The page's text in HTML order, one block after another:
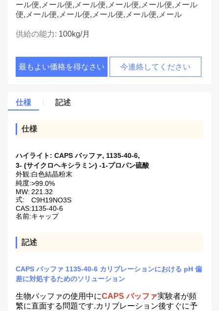
ール便,メール便,メール便,メール便,メール便,メール
便,メール便,メール便,メール便,メール便,メール
供給の能力: 100kg/月
最もよい価格を得なさい 今連絡してください
仕様 記述
仕様
ハイライト: CAPS バッファ, 1135-40-6,
3- (サイクロヘキシラミン) -1-プロパン硫酸
外観:白色結晶粉末
純度:>99.0%
MW: 221.32
式:
C9H19NO3S
CAS:1135-40-6
名前:キャップ
記述
CAPS バッファ 1135-40-6 カリブレーションにおける pH 偏
差に対処するためのソリューション
生物バッファの使用中にCAPS バッファ実験者が頻
繁に直面する問題です.カリブレーション後すぐに予